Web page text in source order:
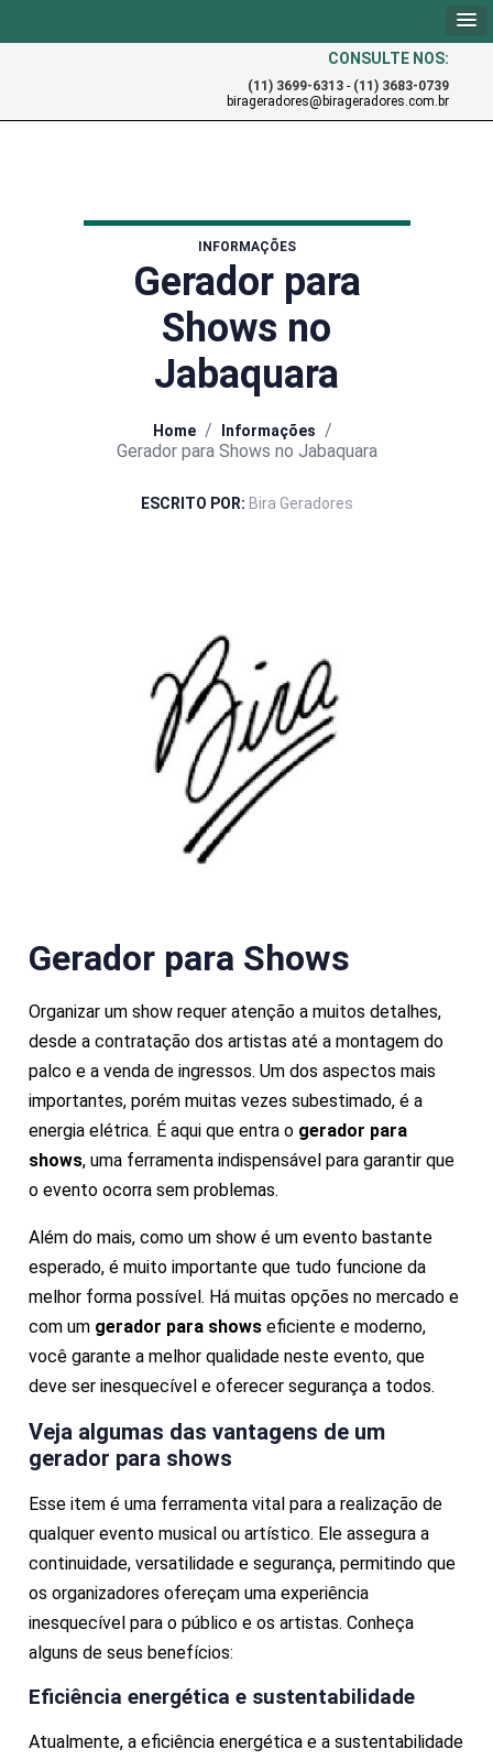
CONSULTE NOS:
(11) 3699-6313 - (11) 3683-0739
birageradores@birageradores.com.br
INFORMAÇÕES
Gerador para
Shows no
Jabaquara
Home / Informações /
Gerador para Shows no Jabaquara
ESCRITO POR: Bira Geradores
Gerador para Shows
Organizar um show requer atenção a muitos detalhes,
desde a contratação dos artistas até a montagem do
palco e a venda de ingressos. Um dos aspectos mais
importantes, porém muitas vezes subestimado, é a
energia elétrica. É aqui que entra o gerador para
shows, uma ferramenta indispensável para garantir que
o evento ocorra sem problemas.
Além do mais, como um show é um evento bastante
esperado, é muito importante que tudo funcione da
melhor forma possível. Há muitas opções no mercado e
com um gerador para shows eficiente e moderno,
você garante a melhor qualidade neste evento, que
deve ser inesquecível e oferecer segurança a todos.
Veja algumas das vantagens de um
gerador para shows
Esse item é uma ferramenta vital para a realização de
qualquer evento musical ou artístico. Ele assegura a
continuidade, versatilidade e segurança, permitindo que
os organizadores ofereçam uma experiência
inesquecível para o público e os artistas. Conheça
alguns de seus benefícios:
Eficiência energética e sustentabilidade
Atualmente, a eficiência energética e a sustentabilidade